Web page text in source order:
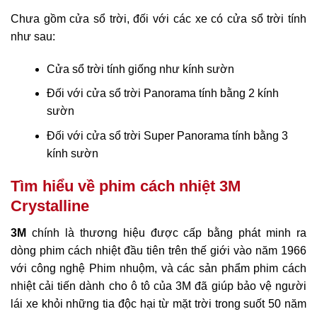
Chưa gồm cửa sổ trời, đối với các xe có cửa sổ trời tính
như sau:
Cửa sổ trời tính giống như kính sườn
Đối với cửa sổ trời Panorama tính bằng 2 kính
sườn
Đối với cửa sổ trời Super Panorama tính bằng 3
kính sườn
Tìm hiểu về phim cách nhiệt 3M
Crystalline
3M chính là thương hiệu được cấp bằng phát minh ra
dòng phim cách nhiệt đầu tiên trên thế giới vào năm 1966
với công nghệ Phim nhuộm, và các sản phẩm phim cách
nhiệt cải tiến dành cho ô tô của 3M đã giúp bảo vệ người
lái xe khỏi những tia độc hại từ mặt trời trong suốt 50 năm